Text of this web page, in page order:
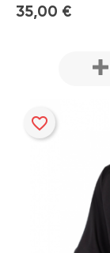
35,00 €
favorite_border